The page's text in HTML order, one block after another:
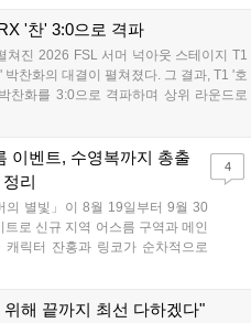
'찬' 3:0으로 격파
쳐진 2026 FSL 서머 넉아웃 스테이지 T1
찬화의 대결이 펼쳐졌다. 그 결과, T1 '호
찬화를 3:0으로 격파하며 상위 라운드로
다. 경기 초반, 5분 만에 골 찬스를 잡은
이벤트, 수영복까지 총출
리
의 별빛」이 8월 19일부터 9월 30
로 신규 지역 어스름 구역과 메인
릭터 잔홍과 링코가 순차적으로
치발리볼, 수상 오토바이 등 다채
사용 가능한 교환 코드 3종이 제
4
해 끝까지 최선 다하겠다"